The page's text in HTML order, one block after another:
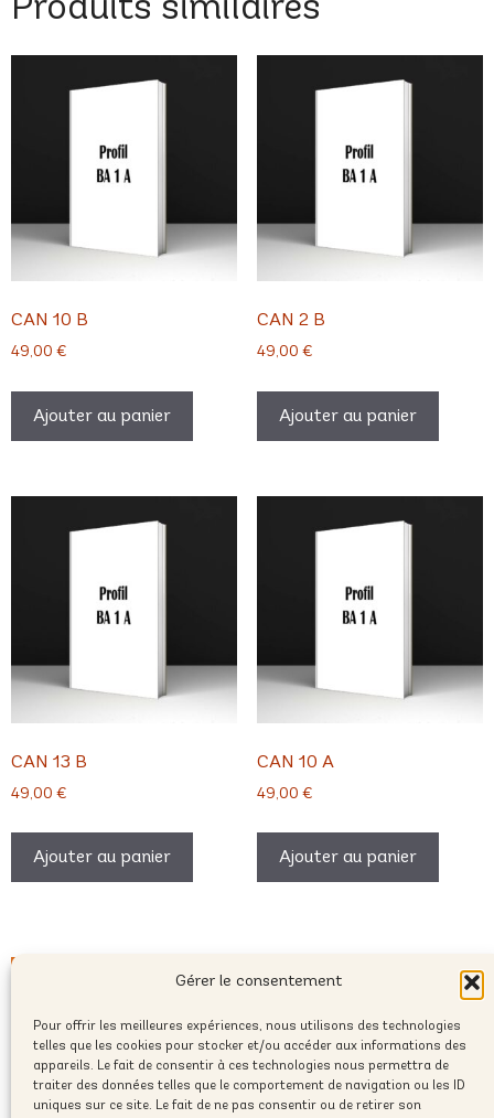
Gérer le consentement
Pour offrir les meilleures expériences, nous utilisons des technologies
telles que les cookies pour stocker et/ou accéder aux informations des
appareils. Le fait de consentir à ces technologies nous permettra de
traiter des données telles que le comportement de navigation ou les ID
uniques sur ce site. Le fait de ne pas consentir ou de retirer son
Produits similaires
CAN 10 B
49,00 €
Ajouter au panier
CAN 2 B
49,00 €
Ajouter au panier
CAN 13 B
49,00 €
Ajouter au panier
CAN 10 A
49,00 €
Ajouter au panier